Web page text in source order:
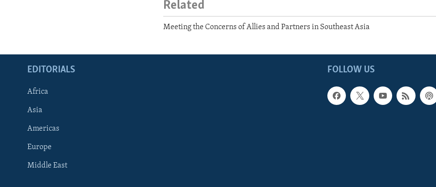
Related
Meeting the Concerns of Allies and Partners in Southeast Asia
FOLLOW US
EDITORIALS
Africa
Asia
Americas
Europe
Middle East